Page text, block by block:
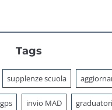
Tags
supplenze scuola
invio MAD